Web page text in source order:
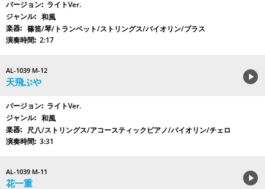
ライトVer.
和風
篠笛/琴/トランペット/ストリングス/バイオリン/ブラス
2:17
AL-1039 M-12
天飛ぶや
ライトVer.
和風
尺八/ストリングス/アコースティックピアノ/バイオリン/チェロ
3:31
AL-1039 M-11
花一重